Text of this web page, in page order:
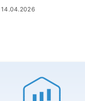
14.04.2026